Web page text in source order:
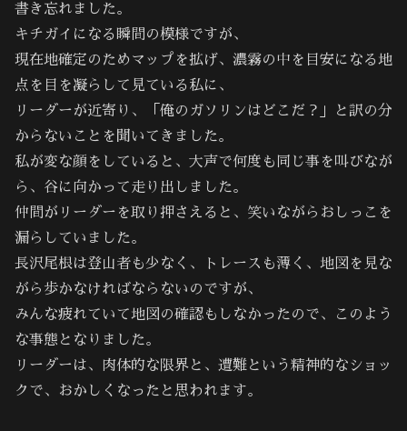
書き忘れました。
キチガイになる瞬間の模様ですが、
現在地確定のためマップを拡げ、濃霧の中を目安になる地
点を目を凝らして見ている私に、
リーダーが近寄り、「俺のガソリンはどこだ？」と訳の分
からないことを聞いてきました。
私が変な顔をしていると、大声で何度も同じ事を叫びなが
ら、谷に向かって走り出しました。
仲間がリーダーを取り押さえると、笑いながらおしっこを
漏らしていました。
長沢尾根は登山者も少なく、トレースも薄く、地図を見な
がら歩かなければならないのですが、
みんな疲れていて地図の確認もしなかったので、このよう
な事態となりました。
リーダーは、肉体的な限界と、遭難という精神的なショッ
クで、おかしくなったと思われます。